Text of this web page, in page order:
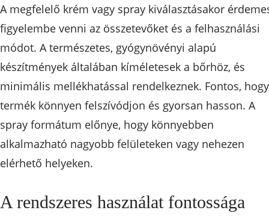
A megfelelő krém vagy spray kiválasztásakor
figyelembe venni az összetevőket és a felhasználási
módot. A természetes, gyógynövényi alapú
készítmények általában kíméletesek a bőrhöz, és
minimális mellékhatással rendelkeznek. Fontos,
termék könnyen felszívódjon és gyorsan hasson. A
spray formátum előnye, hogy könnyebben
alkalmazható nagyobb felületeken vagy nehezen
elérhető helyeken.
A rendszeres használat fontossága